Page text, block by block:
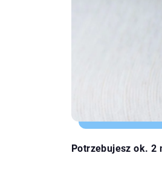
Potrzebujesz ok. 2